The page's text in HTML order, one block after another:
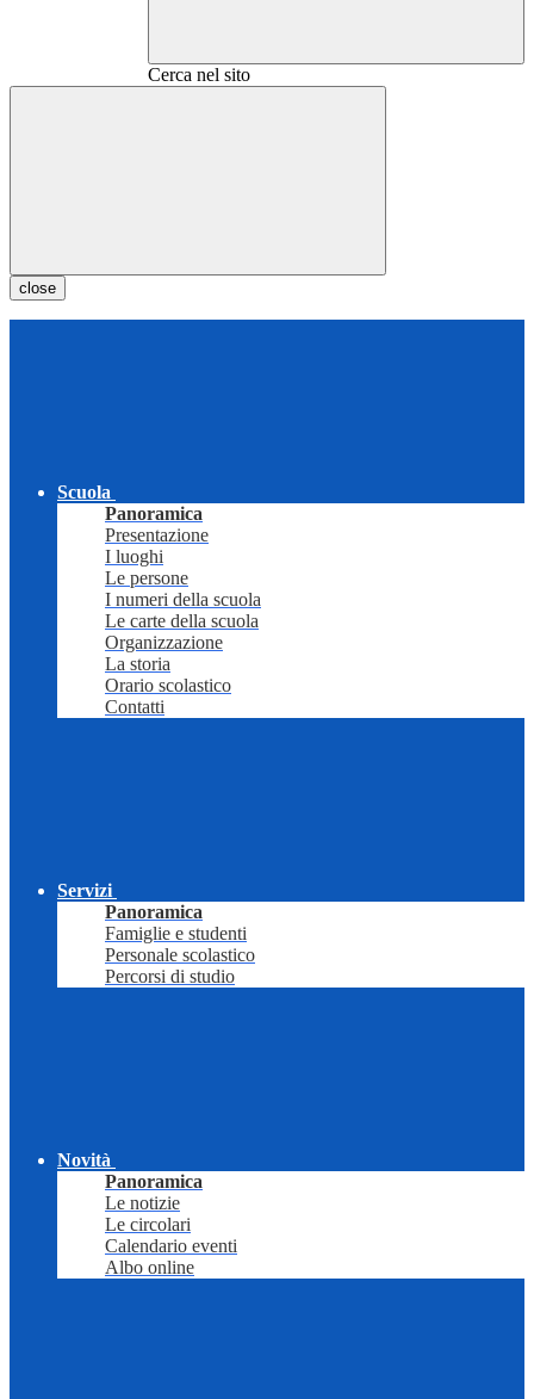
Cerca nel sito
close
Scuola
Panoramica
Presentazione
I luoghi
Le persone
I numeri della scuola
Le carte della scuola
Organizzazione
La storia
Orario scolastico
Contatti
Servizi
Panoramica
Famiglie e studenti
Personale scolastico
Percorsi di studio
Novità
Panoramica
Le notizie
Le circolari
Calendario eventi
Albo online